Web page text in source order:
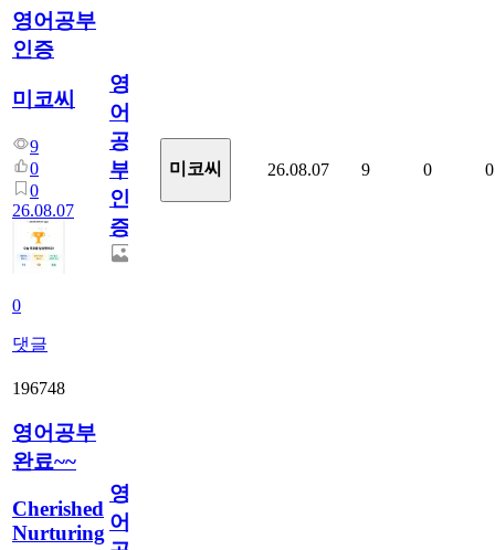
영어공부
인증
미코씨
9
0
0
26.08.07
0
댓글
영
어
공
부
인
증
미코씨 26.08.07 9 0 0
196748
영어공부
완료~~
Cherished
Nurturing
영
어